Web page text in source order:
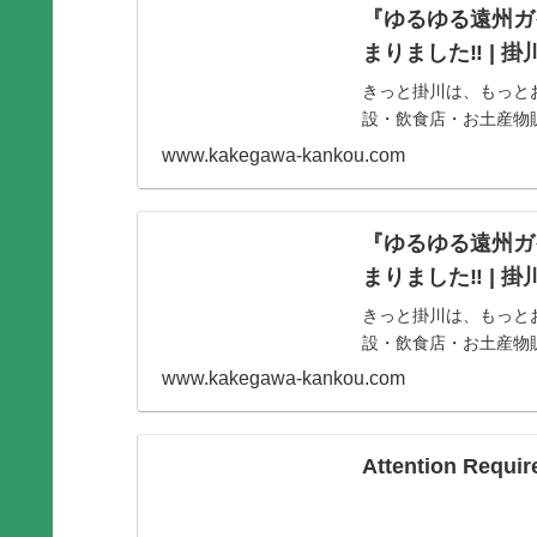
『ゆるゆる遠州
まりました‼ | 掛
きっと掛川は、もっ
設・飲食店・お土産物
www.kakegawa-kankou.com
『ゆるゆる遠州
まりました‼ | 掛
きっと掛川は、もっ
設・飲食店・お土産物
www.kakegawa-kankou.com
Attention